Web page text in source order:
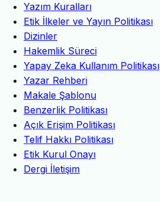
Yazım Kuralları
Etik İlkeler ve Yayın Politikası
Dizinler
Hakemlik Süreci
Yapay Zeka Kullanım Politikası
Yazar Rehberi
Makale Şablonu
Benzerlik Politikası
Açık Erişim Politikası
Telif Hakkı Politikası
Etik Kurul Onayı
Dergi İletişim